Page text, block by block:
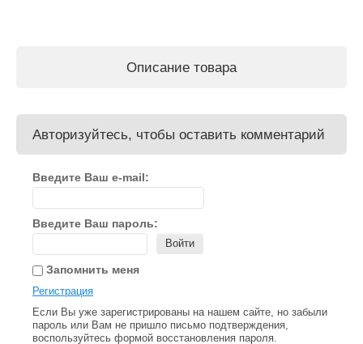
Описание товара
Авторизуйтесь, чтобы оставить комментарий
Введите Ваш e-mail:
Введите Ваш пароль:
Войти
Запомнить меня
Регистрация
Если Вы уже зарегистрированы на нашем сайте, но забыли
пароль или Вам не пришло письмо подтверждения,
воспользуйтесь формой восстановления пароля.